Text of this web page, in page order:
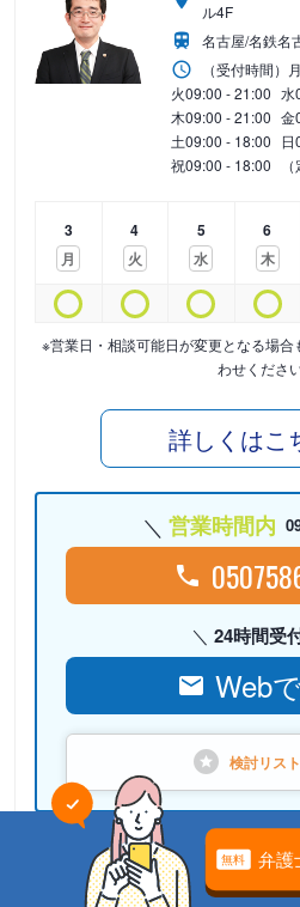
ル4F
名古屋/名鉄名
（受付時間）
火09:00 - 21:00 水
木09:00 - 21:00 金
土09:00 - 18:00 日
祝09:00 - 18:00
3
月
4
火
5
水
6
木
※営業日・相談可能日が変更となる場
わせください
詳しくはこ
営業時間内
24時間受
Web
検討リス
弁護士法人心（本